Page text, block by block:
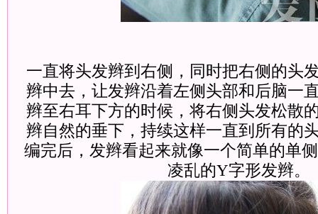
一直将头发辫到右侧，同时把右侧的头
辫中去，让发辫沿着左侧头部和后脑一
辫至右耳下方的时候，将右侧头发松散
辫自然的垂下，持续这样一直到所有的
编完后，发辫看起来就像一个简单的单
凌乱的Y字形发辫。